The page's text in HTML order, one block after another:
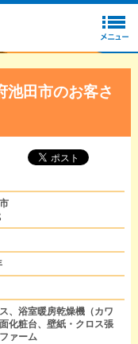
池田市のお客さ
、浴室暖房乾燥機（カワ
化粧台、壁紙・クロス張
ァーム